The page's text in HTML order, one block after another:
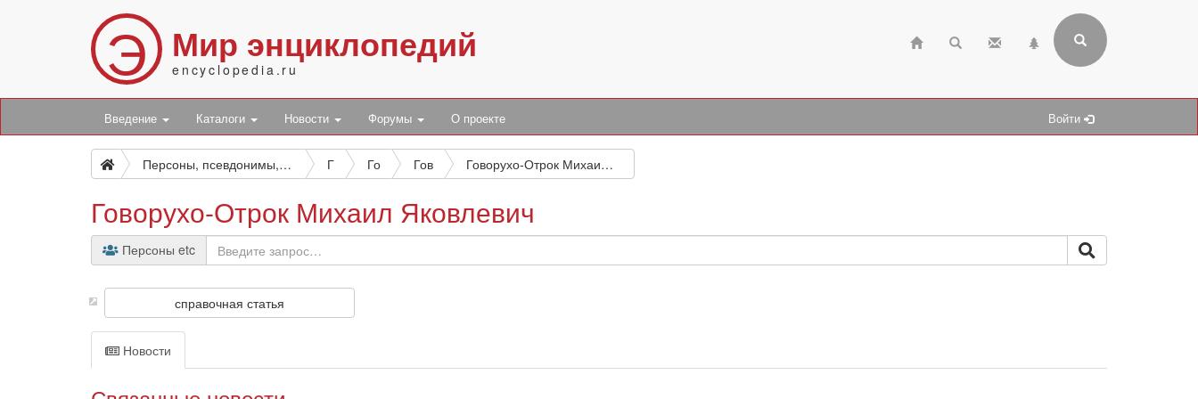
Э Мир энциклопедий
encyclopedia.ru
Введение Каталоги Новости Форумы О проекте Войти
Персоны, псевдонимы, персонажи и боты Г Го Гов Говорухо-Отрок Михаил Яковлевич
Говорухо-Отрок Михаил Яковлевич
Персоны etc
справочная статья
Новости